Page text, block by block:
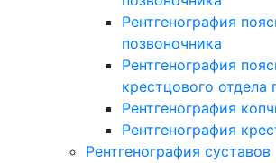
Рентгенография
позвоночника
Рентгенография
крестцового отдела
Рентгенография
Рентгенография
Рентгенография суставов